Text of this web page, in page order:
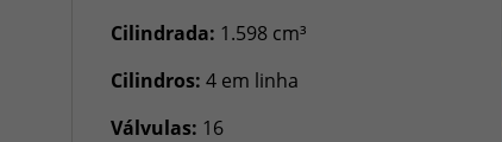
Cilindrada: 1.598 cm³
Cilindros: 4 em linha
Válvulas: 16